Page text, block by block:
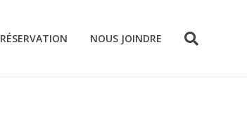
RÉSERVATION NOUS JOINDRE